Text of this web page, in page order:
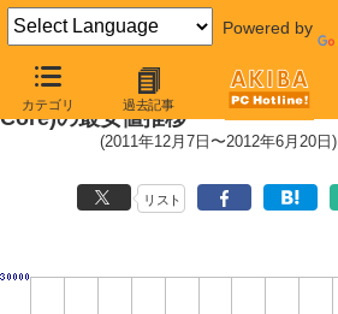
Powered by
カテゴリ 過去記事
Socket AM3+ (HyperTransport,8
Core)の最安値推移
(2011年12月7日〜2012年6月20日)
リスト